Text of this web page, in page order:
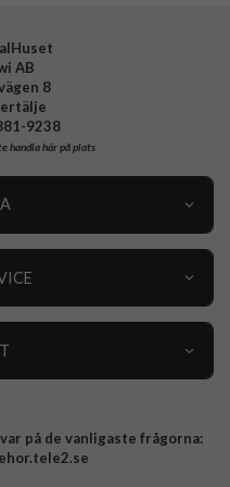
AB
8
9238
handla här på plats
på de vanligaste frågorna: